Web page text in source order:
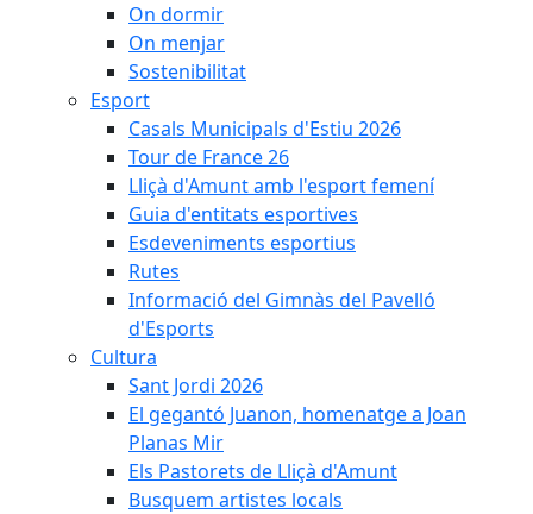
On dormir
On menjar
Sostenibilitat
Esport
Casals Municipals d'Estiu 2026
Tour de France 26
Lliçà d'Amunt amb l'esport femení
Guia d'entitats esportives
Esdeveniments esportius
Rutes
Informació del Gimnàs del Pavelló
d'Esports
Cultura
Sant Jordi 2026
El gegantó Juanon, homenatge a Joan
Planas Mir
Els Pastorets de Lliçà d'Amunt
Busquem artistes locals